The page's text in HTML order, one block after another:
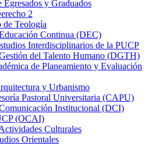
Egresados y Graduados
2
de Teología
Continua (DEC)
Interdisciplinarios de la PUCP
del Talento Humano (DGTH)
de Planeamiento y Evaluación
y Urbanismo
Pastoral Universitaria (CAPU)
Institucional (DCI)
(OCAI)
Culturales
Orientales